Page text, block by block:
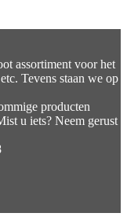
assortiment voor het
Tevens staan we op
producten
u iets? Neem gerust